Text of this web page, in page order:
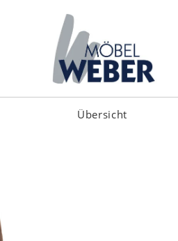
Übersicht